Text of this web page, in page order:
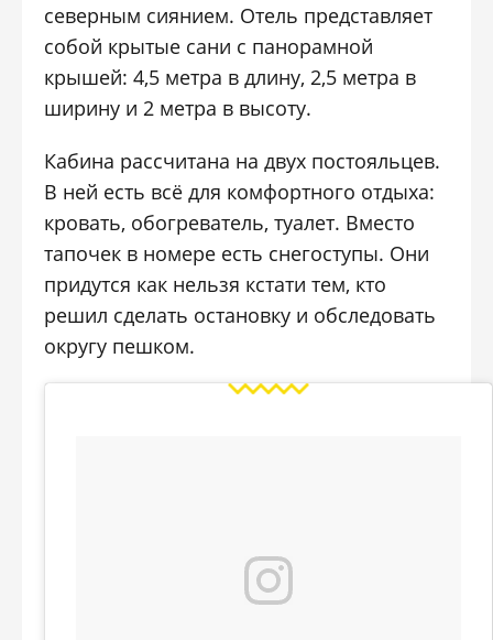
северным сиянием. Отель представляет
собой крытые сани с панорамной
крышей: 4,5 метра в длину, 2,5 метра в
ширину и 2 метра в высоту.
Кабина рассчитана на двух постояльцев.
В ней есть всё для комфортного отдыха:
кровать, обогреватель, туалет. Вместо
тапочек в номере есть снегоступы. Они
придутся как нельзя кстати тем, кто
решил сделать остановку и обследовать
округу пешком.